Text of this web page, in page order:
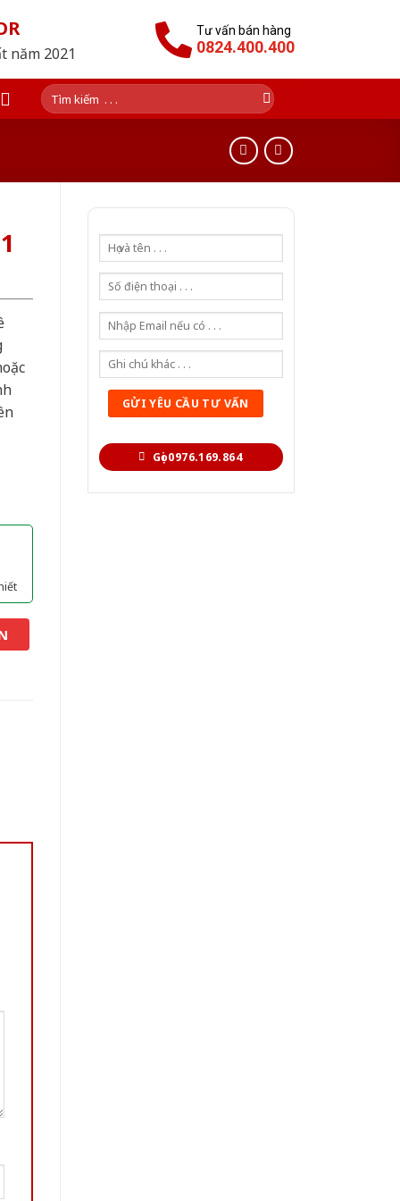
năm 2021
Tư vấn bán hàng
0824.400.400
Tìm
kiếm:
Gọi 0976.169.864